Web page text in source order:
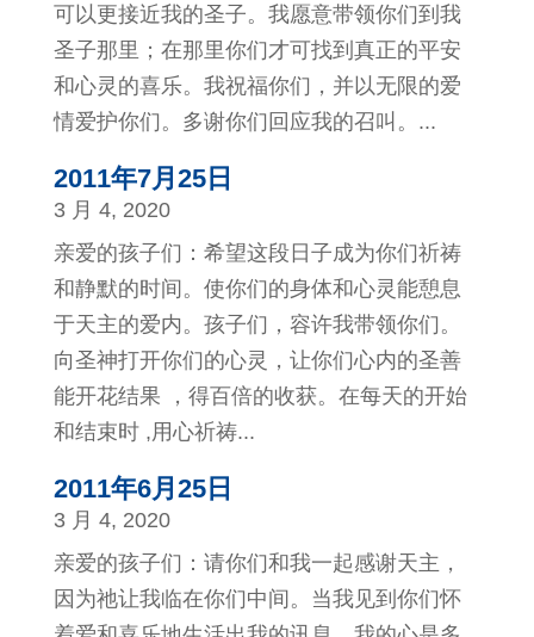
可以更接近我的圣子。我愿意带领你们到我
圣子那里；在那里你们才可找到真正的平安
和心灵的喜乐。我祝福你们，并以无限的爱
情爱护你们。多谢你们回应我的召叫。...
2011年7月25日
3 月 4, 2020
亲爱的孩子们：希望这段日子成为你们祈祷
和静默的时间。使你们的身体和心灵能憩息
于天主的爱内。孩子们，容许我带领你们。
向圣神打开你们的心灵，让你们心内的圣善
能开花结果 ，得百倍的收获。在每天的开始
和结束时 ,用心祈祷...
2011年6月25日
3 月 4, 2020
亲爱的孩子们：请你们和我一起感谢天主，
因为祂让我临在你们中间。当我见到你们怀